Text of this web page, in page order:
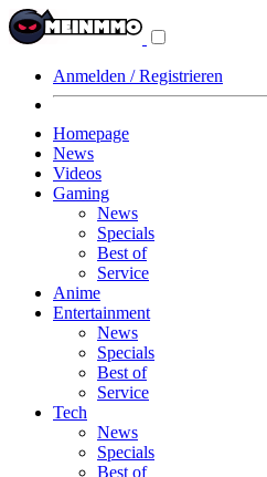
Anmelden / Registrieren
Homepage
News
Videos
Gaming
News
Specials
Best of
Service
Anime
Entertainment
News
Specials
Best of
Service
Tech
News
Specials
Best of